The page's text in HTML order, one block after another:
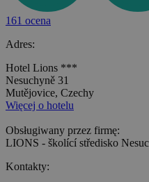
161 ocena
Adres:
Hotel Lions ***
Nesuchyně 31
Mutějovice, Czechy
Więcej o hotelu
Obsługiwany przez firmę:
LIONS - školící středisko
Kontakty: